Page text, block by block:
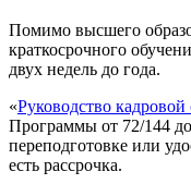
Помимо высшего
краткосрочного
двух недель до года.
«Руководство
Программы от 72/144
переподготовке или
есть рассрочка.